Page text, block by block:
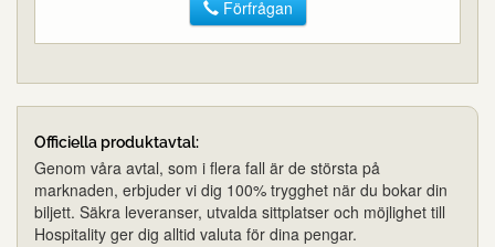
Förfrågan
Officiella produktavtal:
Genom våra avtal, som i flera fall är de största på
marknaden, erbjuder vi dig 100% trygghet när du bokar din
biljett. Säkra leveranser, utvalda sittplatser och möjlighet till
Hospitality ger dig alltid valuta för dina pengar.